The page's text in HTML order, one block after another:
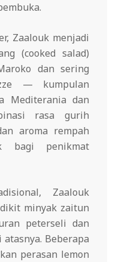
Zaalouk menjadi
(cooked salad)
dan sering
— kumpulan
Mediterania dan
rasa gurih
aroma rempah
bagi penikmat
Zaalouk
minyak zaitun
peterseli dan
Beberapa
perasan lemon